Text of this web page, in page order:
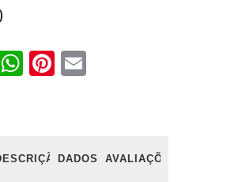
TwitterWhatsApp
Pinterest
DADOS AVALIAÇÕES